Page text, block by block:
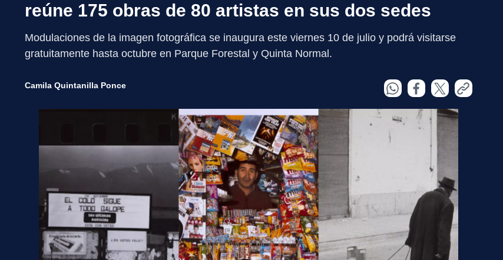
EXCLUSIVO H25
reúne 175 obras de 80 artistas en sus dos sedes
Modulaciones de la imagen fotográfica se inaugura este viernes 10 de julio y podrá visitarse
gratuitamente hasta octubre en Parque Forestal y Quinta Normal.
Camila Quintanilla Ponce